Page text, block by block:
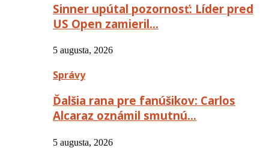
Sinner upútal pozornosť: Líder pred
US Open zamieril…
5 augusta, 2026
Správy
Ďalšia rana pre fanúšikov: Carlos
Alcaraz oznámil smutnú…
5 augusta, 2026